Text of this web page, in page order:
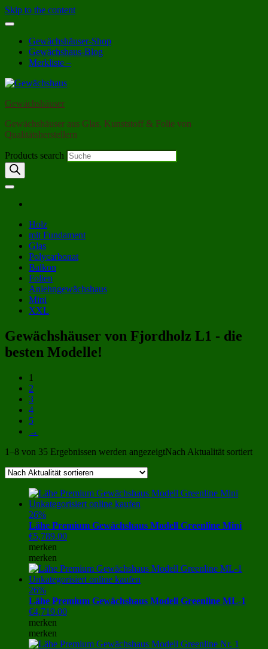
Skip to the content
Gewächshäuser-Shop
Gewächshaus-Blog
Merkliste –
Gewächshäuser
Gewächshäuser aus Glas, Kunststoff & Folie von
Qualitätsherstellern
Products search
Holz
mit Fundament
Glas
Polycarbonat
Balkon
Folien
Anlehngewächshaus
Mini
XXL
Gewächshäuser von Fjordholz L1 - die
besten Modelle!
1
2
3
4
5
→
1–8 von 35 Ergebnissen werden angezeigtNach Aktualität sortiert
26%
Lähe Premium Gewächshaus Modell Greenline Mini
€5,789.00
merken
merken
26%
Lähe Premium Gewächshaus Modell Greenline ML-1
€4,719.00
merken
merken